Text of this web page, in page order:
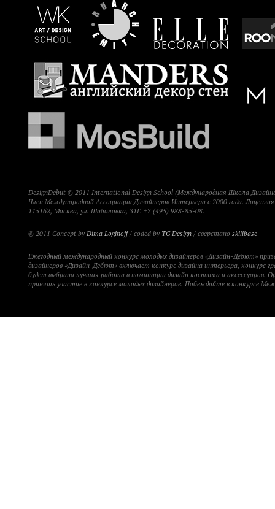
DesignDebut © 2011 International Design School (Международная Школа
Член Международной Ассоциации Дизайнеров Интерьера с 2000 года.
115162, Москва, ул. Шаболовка, 31Г. +7 (495) 988-85-08.
© 2011 Concept by Dima Loginoff/ coded by TG Design / сверстано skillbase
Ежегодный международный конкурс молодых дизайнеров «Дизайн-Дебют»
дизайнеров «Дизайн-Дебют» включает конкурс дизайна интерьера, конкурс
будет выбрана лучшая работа в номинации дизайн костюма и
принять участие в конкурсе молодых дизайнеров. Побеждайте в конкурсе